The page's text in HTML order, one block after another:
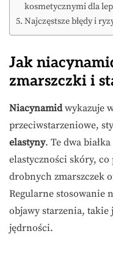
kosmetycznymi dla
Najczęstsze błędy i
Jak
zmarszczki i
Niacynamidwykazuje
przeciwstarzeniowe,
elastyny. Te dwa
elastyczności skóry, co
drobnych zmarszczek
Regularne stosowanie
objawy starzenia, takie
jędrności.